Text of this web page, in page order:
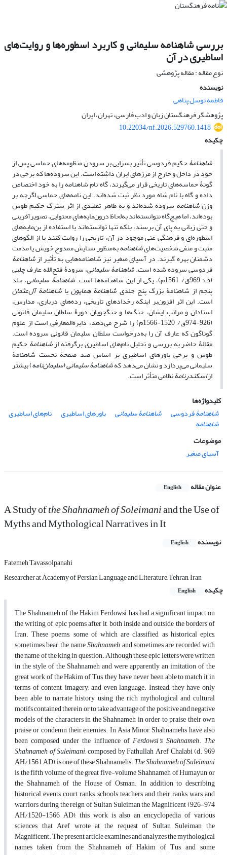
بررسی شاهنامه سلیمانی و کاربرد اسطوره‌ها‌ و روایت‌ها‌ی
اساطیری در آن
نوع مقاله : مقاله پژوهشی
نویسنده
فاطمه توسل پناهی
پژوهشگر فرهنگستان زبان و ادب فارسی، تهران، ایران
10.22034/nf.2026.529760.1418
چکیده
شاهنامۀحکیم فردوسی تأثیر بسزایی بر سرودن منظومه‌ها‌ی حماسی پس از
خود در داخل و خارج از مرزهای ایران داشته است. این سروده‌ها‌ که برخی در
گونۀ حماسه‌ها‌ی تاریخی قرار می‌گیرند، گاه نام شاهنامه را به خود اختصاص
داده‌‌ و گاه با نام شاه مورد نظر ثبت شده‌‌اند‌. این نامه‌ها‌ی حماسی اگرچه بر
وزنشاهنامه سروده شده‌‌اند‌ و به‌ ظاهر تقلیدی از اثر سترگ حکیم طوس
بوده‌‌اند،‌ اما هیچ‌گاه نتوانسته‌‌اند‌ به‌لحاظ درون‌مایه‌ها‌ی محتوایی، تصویرآفرینی
و حتی زبانی به پای آن برسند، بلکه تنها توانسته‌‌اند‌ با استفاده از بن‌مایه‌ها‌ی
اسطوره‌ای و فرهنگیِ غنی موجود در آن، تاریخی را روایت کنند یا از الگوهای
مثبت و منفی شخصیت‌ها‌یشاهنامهبه‌منظور ستایش ممدوح خویش یا مذمت
دشمنان بهره گیرند. در آسیای صغیر نیز شاهنامه‌ها‌یی به تأثیر ازشاهنامۀ
فردوسی سروده شده است.شاهنامۀ سلیمانی، سرودۀ ‌فتح‌الله‌ عارف چلبی
(ف: 969ق/ 1561م)، یکی از این شاهنامه‌ها‌ است. شاهنامۀ سلیمانی، جلد
پنجم از شاهنامۀ بزرگ پنج جلدی شاهنامۀ همایونیا شاهنامۀ آل‌عثمان
است. این اثر افزون‌‌بر اینکه رخدادهای تاریخی، رده‌ها‌ی درباری، مدارس،
استادان و مراتب ایشان، جنگ‌ها‌ و جنگجویان دورۀ سلطان سلیمان قانونی
(926-974ق/ 1520-1566م) را شرح می‌دهد، دایرةالمعارفی است از علوم
گوناگون که عارف آن را به‌‌درخواست سلطان سلیمان قانونی سروده است.
مقالۀ حاضر به بررسی و تحلیل نام‌ها‌ی اساطیری برگرفته ازشاهنامۀ حکیم
طوس و برخی باورهای اساطیری بر اساس صد صفحۀ نخست شاهنامۀ
سلیمانی می‌پردازد و نشان می‌دهد کهشاهنامۀ سلیمانی(‌‌سلیمان‌نامه‌) بیشتر
ازاسکندرنامۀنظامی‌ متأثر است.
کلیدواژه‌ها
شاهنامۀفردوسی شاهنامۀ سلیمانی باورهای اساطیری نام‌ها‌ی اساطیری
شاهنامه
موضوعات
آسیای صغیر
عنوان مقاله English
A Study ofthe Shahnameh of Soleimaniand the Use of
Myths and Mythological Narratives in It
نویسنده English
Fatemeh Tavassolpanahi
Researcher at Academy of Persian Language and Literature, Tehran, Iran
چکیده
English
The Shahnameh of the Hakim Ferdowsi has had a significant impact on
the writing of epic poems after it, both inside and outside the borders of
Iran. These poems, some of which are classified as historical epics,
sometimes bear the nameShahnamehand sometimes are recorded with
the name of the king in question. Although these epic letters were written
in the style of the Shahnameh and were apparently an imitation of the
great work of the Hakim of Tus, they have never been able to match it in
terms of content, imagery, and even language. Instead, they have only
been able to narrate history using the rich mythological and cultural
motifs contained therein or to take advantage of the positive and negative
models of the characters in the Shahnameh in order to praise their own
praise or condemn their enemies. In Asia Minor, Shahnamehs have also
been composed under the influence ofFerdowsi's Shahnameh. The
Shahnameh of Suleimani, composed by Fathullah Aref Chalabi (d. 969
AH/1561 AD), is one of these Shahnamehs.The Shahnameh of Suleimani
is the fifth volume of the great five-volume Shahnameh of Humayun or
the Shahnameh of the House of Osman. In addition to describing
historical events, court ranks, schools, teachers and their ranks, wars and
warriors during the reign of Sultan Suleiman the Magnificent (926-974
AH/1520-1566 AD), this work is also an encyclopedia of various
sciences that Aref wrote at the request of Sultan Suleiman the
Magnificent. The present article examines and analyzes the mythological
names taken from the Shahnameh of Hakim of Tus and some